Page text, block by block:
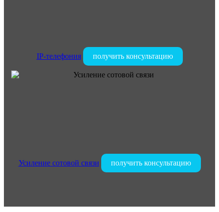
IP-телефония получить консультацию
Усиление сотовой связи получить консультацию